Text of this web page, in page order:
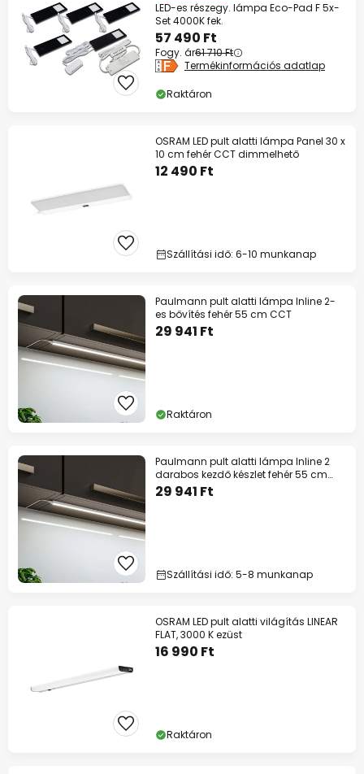
LED-es részegy. lámpa Eco-Pad F 5x-
Set 4000K fek.
57 490 Ft
Fogy. ár61 710 Ft
Termékinformációs adatlap
Raktáron
OSRAM LED pult alatti lámpa Panel 30 x
10 cm fehér CCT dimmelhető
12 490 Ft
Szállítási idő: 6-10 munkanap
Paulmann pult alatti lámpa Inline 2-
es bővítés fehér 55 cm CCT
29 941 Ft
Raktáron
Paulmann pult alatti lámpa Inline 2
darabos kezdő készlet fehér 55 cm
830
29 941 Ft
Szállítási idő: 5-8 munkanap
OSRAM LED pult alatti világítás LINEAR
FLAT, 3000 K ezüst
16 990 Ft
Raktáron